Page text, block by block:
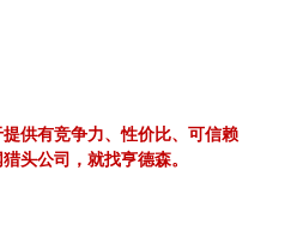
供有竞争力、性价比、可信赖
头公司，就找亨德森。